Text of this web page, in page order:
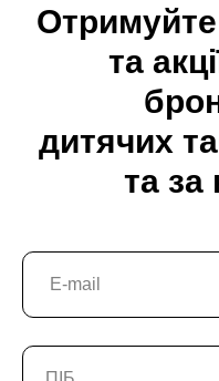
та
дитячих
та за